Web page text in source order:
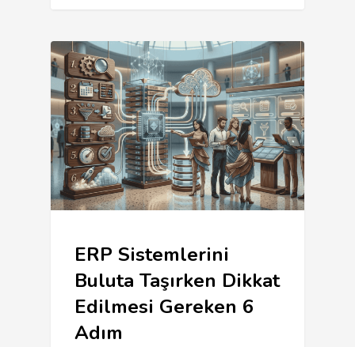
ERP Sistemlerini
Buluta Taşırken Dikkat
Edilmesi Gereken 6
Adım